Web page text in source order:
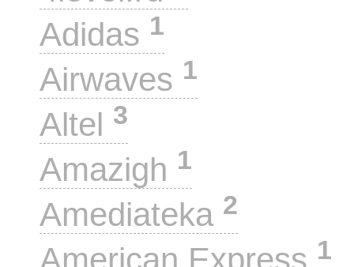
Adidas 1
Airwaves 1
Altel 3
Amazigh 1
Amediateka 2
American Express 1